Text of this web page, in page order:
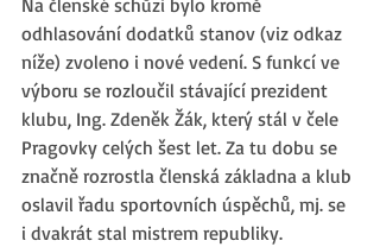
odhlasování dodatků stanov (viz odkaz
níže) zvoleno i nové vedení. S funkcí ve
výboru se rozloučil stávající prezident
klubu, Ing. Zdeněk Žák, který stál v čele
Pragovky celých šest let. Za tu dobu se
značně rozrostla členská základna a klub
oslavil řadu sportovních úspěchů, mj. se
i dvakrát stal mistrem republiky.